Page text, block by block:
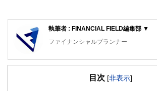
執筆者 : FINANCIAL FIELD編集部 ▼
ファイナンシャルプランナー
FinancialField編集部は、金融、経済に
知識がない方でも理解できるようわか
目次 [非表示]